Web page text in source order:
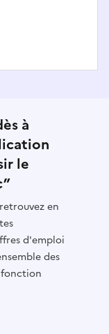
en biologie -
à
le
en
d'emploi
des